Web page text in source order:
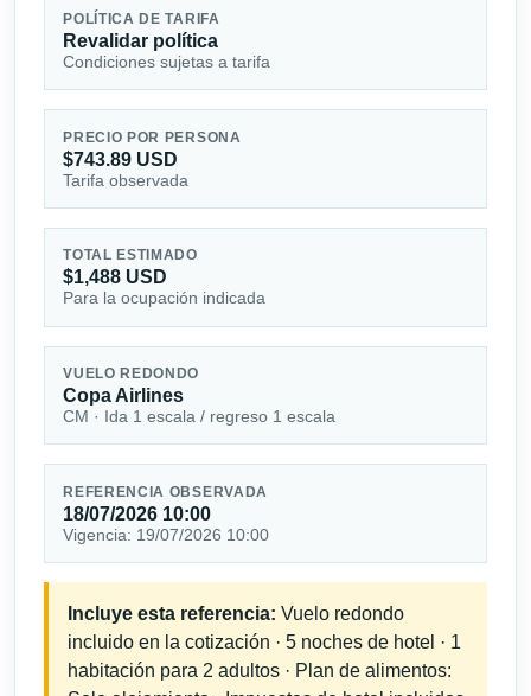
POLÍTICA DE TARIFA
Revalidar política
Condiciones sujetas a tarifa
PRECIO POR PERSONA
$743.89 USD
Tarifa observada
TOTAL ESTIMADO
$1,488 USD
Para la ocupación indicada
VUELO REDONDO
Copa Airlines
CM · Ida 1 escala / regreso 1 escala
REFERENCIA OBSERVADA
18/07/2026 10:00
Vigencia: 19/07/2026 10:00
Incluye esta referencia: Vuelo redondo
incluido en la cotización · 5 noches de hotel · 1
habitación para 2 adultos · Plan de alimentos: